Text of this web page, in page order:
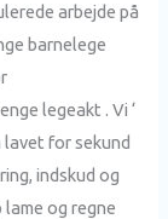
arbejde på
barnelege
legeakt . Vi ‘
for sekund
indskud og
og regne